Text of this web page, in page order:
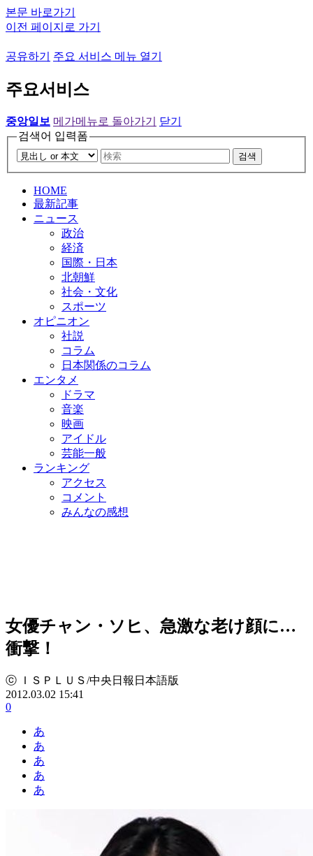
본문 바로가기
이전 페이지로 가기
공유하기 주요 서비스 메뉴 열기
주요서비스
중앙일보 메가메뉴로 돌아가기
닫기
검색어 입력폼
검색
HOME
最新記事
ニュース
政治
経済
国際・日本
北朝鮮
社会・文化
スポーツ
オピニオン
社説
コラム
日本関係のコラム
エンタメ
ドラマ
音楽
映画
アイドル
芸能一般
ランキング
アクセス
コメント
みんなの感想
女優チャン・ソヒ、急激な老け顔に…
衝撃！
ⓒ ＩＳＰＬＵＳ/中央日報日本語版
2012.03.02 15:41
0
あ
あ
あ
あ
あ